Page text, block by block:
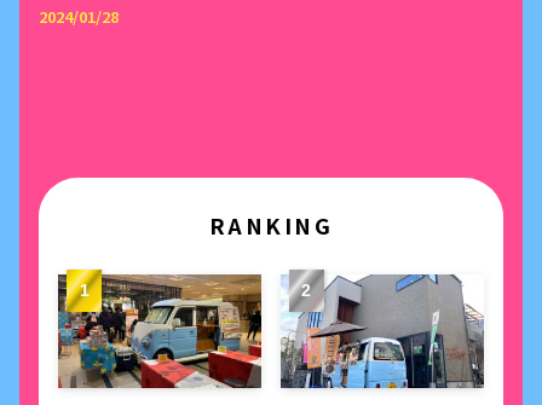
2024/01/28
RANKING